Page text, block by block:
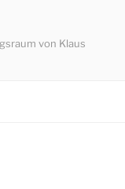
von Klaus